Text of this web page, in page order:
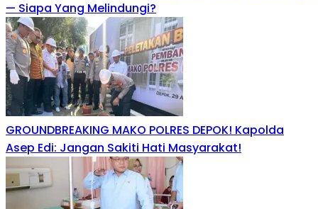
— Siapa Yang Melindungi?
GROUNDBREAKING MAKO POLRES DEPOK! Kapolda
Asep Edi: Jangan Sakiti Hati Masyarakat!